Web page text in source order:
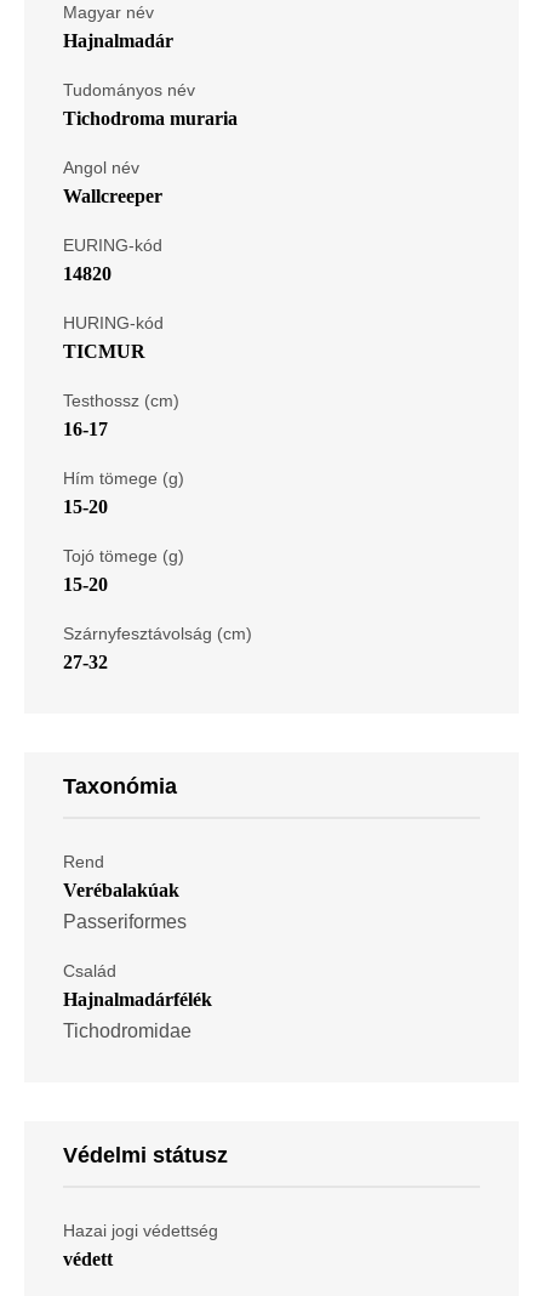
Magyar név
Hajnalmadár
Tudományos név
Tichodroma muraria
Angol név
Wallcreeper
EURING-kód
14820
HURING-kód
TICMUR
Testhossz (cm)
16-17
Hím tömege (g)
15-20
Tojó tömege (g)
15-20
Szárnyfesztávolság (cm)
27-32
Taxonómia
Rend
Verébalakúak
Passeriformes
Család
Hajnalmadárfélék
Tichodromidae
Védelmi státusz
Hazai jogi védettség
védett